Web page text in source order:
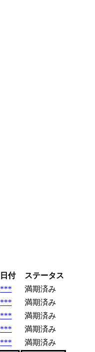
日付
ステータス
***
満期済み
***
満期済み
***
満期済み
***
満期済み
***
満期済み